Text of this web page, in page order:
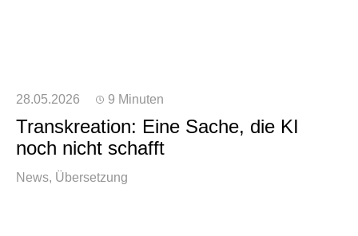
28.05.2026 9 Minuten
Transkreation: Eine Sache, die KI
noch nicht schafft
News Übersetzung